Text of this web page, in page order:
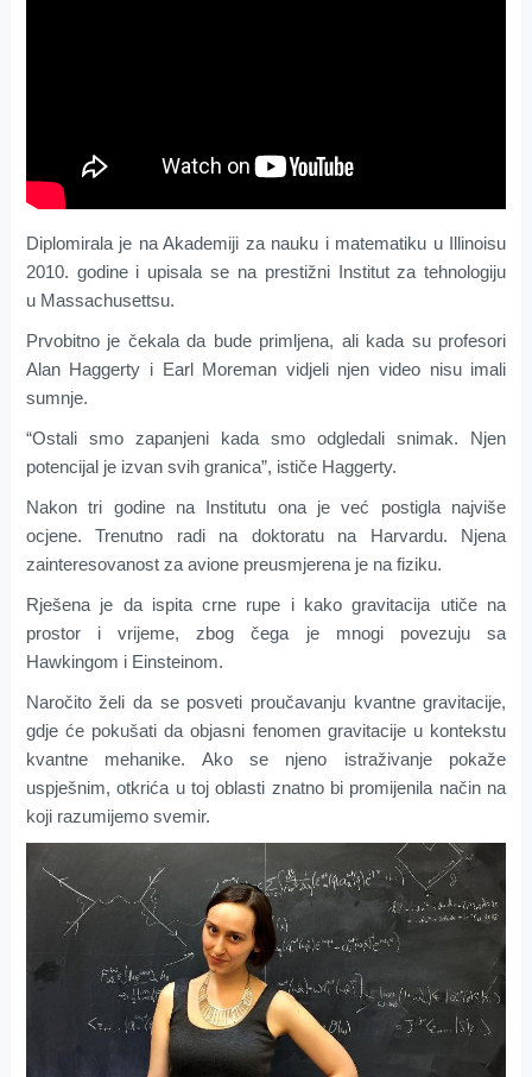
Diplomirala je na Akademiji za nauku i matematiku u Illinoisu
2010. godine i upisala se na prestižni Institut za tehnologiju
u Massachusettsu.
Prvobitno je čekala da bude primljena, ali kada su profesori
Alan Haggerty i Earl Moreman vidjeli njen video nisu imali
sumnje.
“Ostali smo zapanjeni kada smo odgledali snimak. Njen
potencijal je izvan svih granica”, ističe Haggerty.
Nakon tri godine na Institutu ona je već postigla najviše
ocjene. Trenutno radi na doktoratu na Harvardu. Njena
zainteresovanost za avione preusmjerena je na fiziku.
Rješena je da ispita crne rupe i kako gravitacija utiče na
prostor i vrijeme, zbog čega je mnogi povezuju sa
Hawkingom i Einsteinom.
Naročito želi da se posveti proučavanju kvantne gravitacije,
gdje će pokušati da objasni fenomen gravitacije u kontekstu
kvantne mehanike. Ako se njeno istraživanje pokaže
uspješnim, otkrića u toj oblasti znatno bi promijenila način na
koji razumijemo svemir.